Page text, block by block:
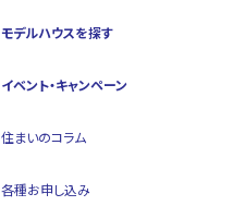
モデルハウスを探す
イベント・キャンペーン
住まいのコラム
各種お申し込み